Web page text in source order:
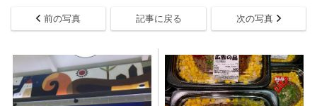
前の写真 記事に戻る 次の写真